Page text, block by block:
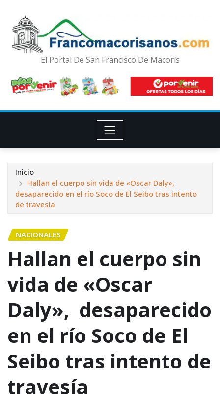
El Portal De San Francisco De Macorís
Inicio
Hallan el cuerpo sin vida de «Oscar Daly»,
desaparecido en el río Soco de El Seibo tras intento
de travesía
NACIONALES
Hallan el cuerpo sin
vida de «Oscar
Daly», desaparecido
en el río Soco de El
Seibo tras intento de
travesía